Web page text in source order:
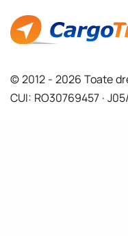
© 2012 - 2026 Toate
CUI: RO30769457 ·